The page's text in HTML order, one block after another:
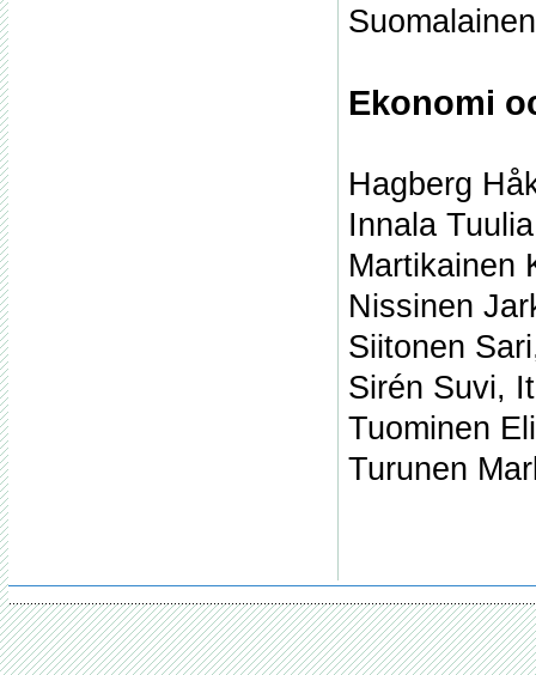
Ekonomi
Hagberg
Innala
Martikainen
Nissinen
Siitonen
Sirén Suvi,
Tuominen
Turunen